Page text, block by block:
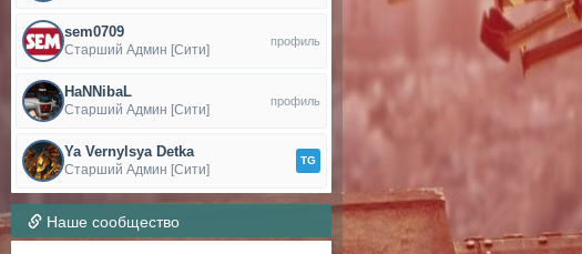
sem0709
Старший Админ [Сити]
профиль
HaNNibaL
Старший Админ [Сити]
профиль
Ya Vernylsya Detka
Старший Админ [Сити]
TG
Наше сообщество